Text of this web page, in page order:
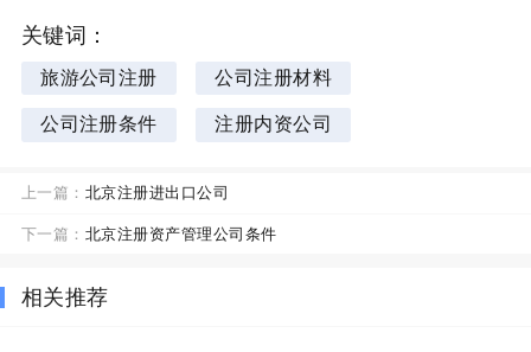
关键词：
旅游公司注册 公司注册材料
公司注册条件 注册内资公司
上一篇： 北京注册进出口公司
下一篇： 北京注册资产管理公司条件
相关推荐